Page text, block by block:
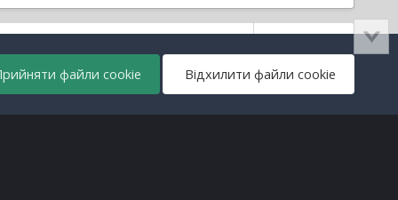
файли cookie Відхилити файли cookie